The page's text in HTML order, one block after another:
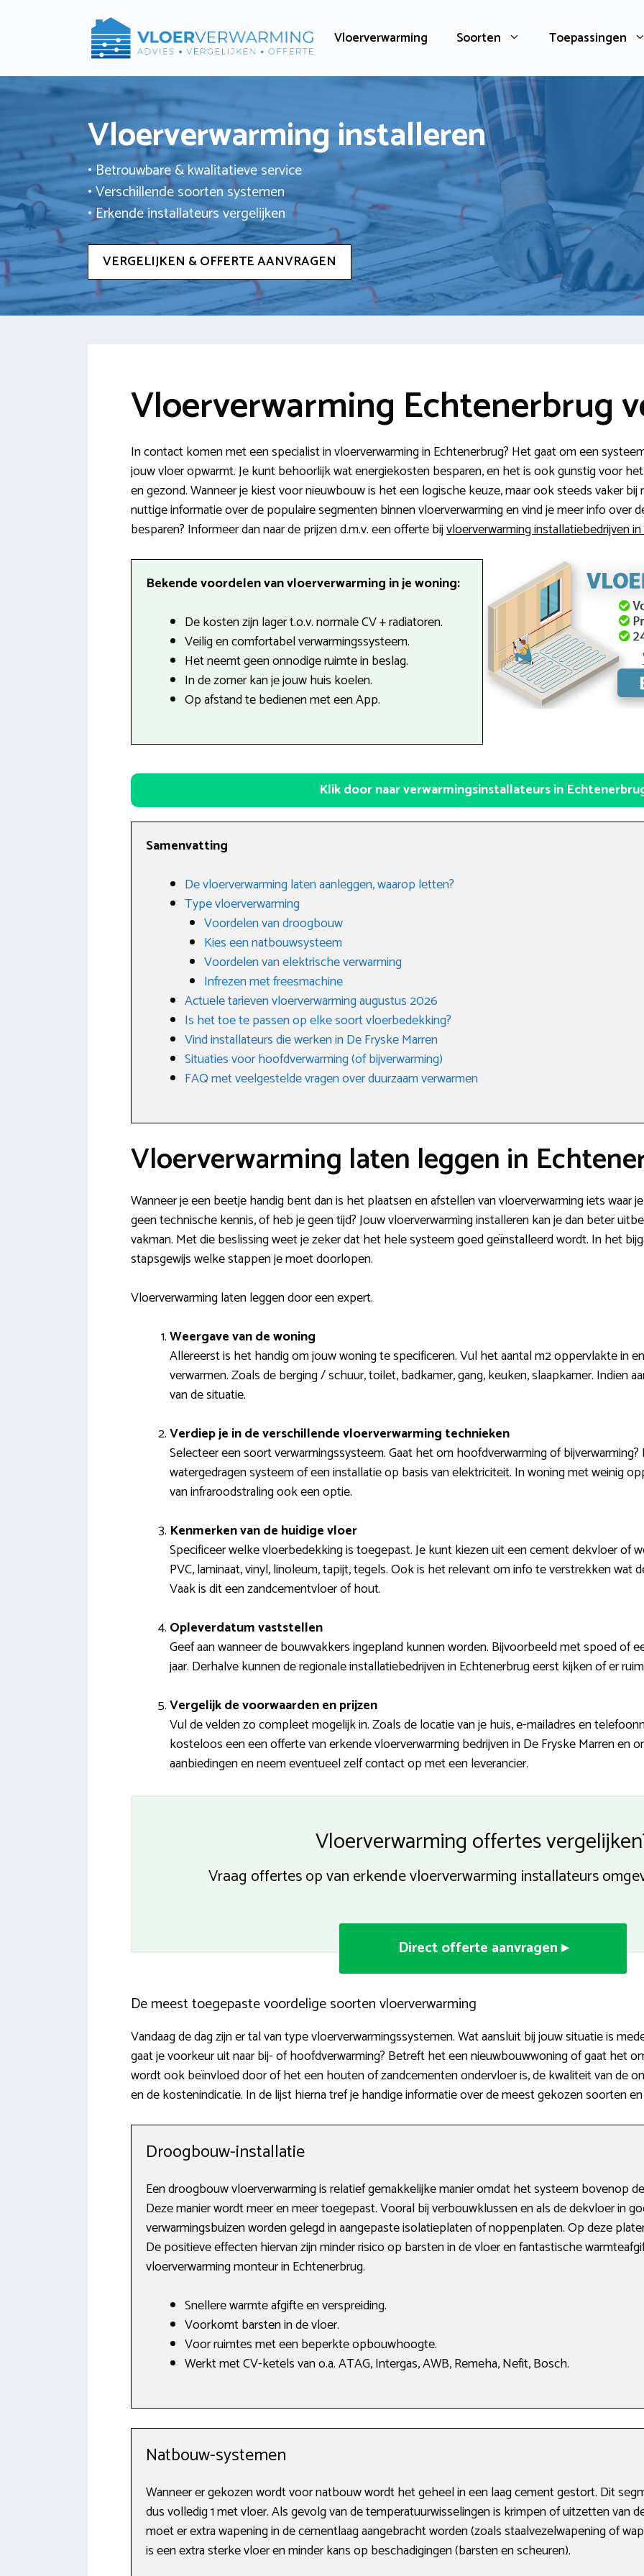
Vloerverwarming Soorten Toepassingen
Vloerverwarming installeren
• Betrouwbare & kwalitatieve service
• Verschillende soorten systemen
• Erkende installateurs vergelijken
VERGELIJKEN & OFFERTE AANVRAGEN
Vloerverwarming Echtenerbrug
In contact komen met een specialist in vloerverwarming in Echtenerbrug? Het gaat om een
jouw vloer opwarmt. Je kunt behoorlijk wat energiekosten besparen, en het is ook gunstig voor
en gezond. Wanneer je kiest voor nieuwbouw is het een logische keuze, maar ook steeds vaker
nuttige informatie over de populaire segmenten binnen vloerverwarming en vind je meer info over
besparen? Informeer dan naar de prijzen d.m.v. een offerte bijvloerverwarming installatiebedrijven
Bekende voordelen van vloerverwarming in je woning:
De kosten zijn lager t.o.v. normale CV + radiatoren.
Veilig en comfortabel verwarmingssysteem.
Het neemt geen onnodige ruimte in beslag.
In de zomer kan je jouw huis koelen.
Op afstand te bedienen met een App.
Klik door naar verwarmingsinstallateurs in
Samenvatting
De vloerverwarming laten aanleggen, waarop letten?
Type vloerverwarming
Voordelen van droogbouw
Kies een natbouwsysteem
Voordelen van elektrische verwarming
Infrezen met freesmachine
Actuele tarieven vloerverwarming augustus 2026
Is het toe te passen op elke soort vloerbedekking?
Vind installateurs die werken in De Fryske Marren
Situaties voor hoofdverwarming (of bijverwarming)
FAQ met veelgestelde vragen over duurzaam verwarmen
Vloerverwarming laten leggen in
Wanneer je een beetje handig bent dan is het plaatsen en afstellen van vloerverwarming iets waar
geen technische kennis, of heb je geen tijd? Jouw vloerverwarming installeren kan je dan beter
vakman. Met die beslissing weet je zeker dat het hele systeem goed geïnstalleerd wordt. In het
stapsgewijs welke stappen je moet doorlopen.
Vloerverwarming laten leggen door een expert.
Weergave van de woning
Allereerst is het handig om jouw woning te specificeren. Vul het aantal m2 oppervlakte in
verwarmen. Zoals de berging / schuur, toilet, badkamer, gang, keuken, slaapkamer. Indien
van de situatie.
Verdiep je in de verschillende vloerverwarming technieken
Selecteer een soort verwarmingssysteem. Gaat het om hoofdverwarming of
watergedragen systeem of een installatie op basis van elektriciteit. In woning met weinig
van infraroodstraling ook een optie.
Kenmerken van de huidige vloer
Specificeer welke vloerbedekking is toegepast. Je kunt kiezen uit een cement dekvloer of
PVC, laminaat, vinyl, linoleum, tapijt, tegels. Ook is het relevant om info te verstrekken wat
Vaak is dit een zandcementvloer of hout.
Opleverdatum vaststellen
Geef aan wanneer de bouwvakkers ingepland kunnen worden. Bijvoorbeeld met spoed of
jaar. Derhalve kunnen de regionale installatiebedrijven in Echtenerbrug eerst kijken of er
Vergelijk de voorwaarden en prijzen
Vul de velden zo compleet mogelijk in. Zoals de locatie van je huis, e-mailadres en
kosteloos een een offerte van erkende vloerverwarming bedrijven in De Fryske Marren en
aanbiedingen en neem eventueel zelf contact op met een leverancier.
Vloerverwarming offertes
Vraag offertes op van erkende vloerverwarming installateurs
Direct offerte aanvragen ▸
De meest toegepaste voordelige soorten vloerverwarming
Vandaag de dag zijn er tal van type vloerverwarmingssystemen. Wat aansluit bij jouw situatie is
gaat je voorkeur uit naar bij- of hoofdverwarming? Betreft het een nieuwbouwwoning of gaat het
wordt ook beïnvloed door of het een houten of zandcementen ondervloer is, de kwaliteit van de
en de kostenindicatie. In de lijst hierna tref je handige informatie over de meest gekozen soorten
Droogbouw-installatie
Een droogbouw vloerverwarming is relatief gemakkelijke manier omdat het systeem bovenop
Deze manier wordt meer en meer toegepast. Vooral bij verbouwklussen en als de dekvloer in
verwarmingsbuizen worden gelegd in aangepaste isolatieplaten of noppenplaten. Op deze
De positieve effecten hiervan zijn minder risico op barsten in de vloer en fantastische
vloerverwarming monteur in Echtenerbrug.
Snellere warmte afgifte en verspreiding.
Voorkomt barsten in de vloer.
Voor ruimtes met een beperkte opbouwhoogte.
Werkt met CV-ketels van o.a. ATAG, Intergas, AWB, Remeha, Nefit, Bosch.
Natbouw-systemen
Wanneer er gekozen wordt voor natbouw wordt het geheel in een laag cement gestort. Dit
dus volledig 1 met vloer. Als gevolg van de temperatuurwisselingen is krimpen of uitzetten van
moet er extra wapening in de cementlaag aangebracht worden (zoals staalvezelwapening of
is een extra sterke vloer en minder kans op beschadigingen (barsten en scheuren).